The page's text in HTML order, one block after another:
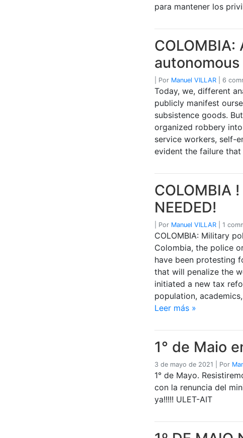
para mantener los
Por Manuel VILLAR 6
Today, we, different
publicly manifest
subsistence goods.
organized robbery
service workers, self-
evident the failure
COLOMBIA
NEEDED!
Por Manuel VILLAR 1
COLOMBIA: Military
Colombia, the police
have been protesting
that will penalize the
initiated a new tax
population,
Leer más »
1° de Maio
3 de mayo de 2021 Por
1° de Mayo.
con la renuncia del
ya!!!!! ULET-AIT